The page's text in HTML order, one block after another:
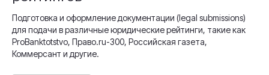
Подготовка и оформление документации (legal submissions)
для подачи в различные юридические рейтинги, такие как
ProBanktotstvo, Право.ru-300, Российская газета,
Коммерсант и другие.